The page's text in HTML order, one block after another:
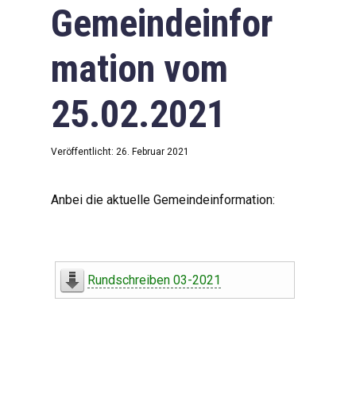
Downloads
Impressum
Datenschutzerklärung
Gemeindeinfor
mation vom
25.02.2021
Veröffentlicht: 26. Februar 2021
Anbei die aktuelle Gemeindeinformation:
Rundschreiben 03-2021